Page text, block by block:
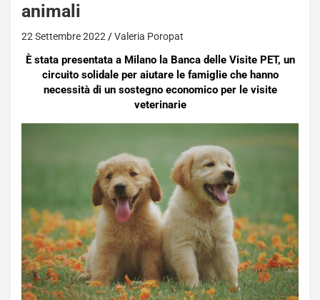
animali
22 Settembre 2022 Valeria Poropat
È stata presentata a Milano la Banca delle Visite PET, un
circuito solidale per aiutare le famiglie che hanno
necessità di un sostegno economico per le visite
veterinarie